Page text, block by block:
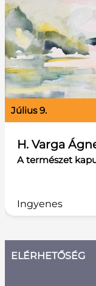
H. Varga
A természet
július 9.
Ingyenes
ELÉRHETŐSÉG